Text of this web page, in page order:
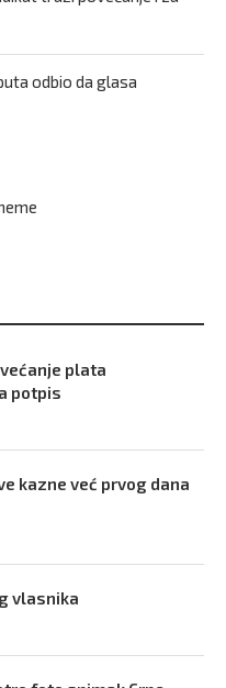
odbio da glasa
plata
potpis
kazne već prvog dana
vlasnika